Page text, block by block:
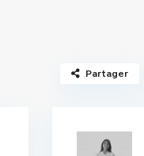
Partager